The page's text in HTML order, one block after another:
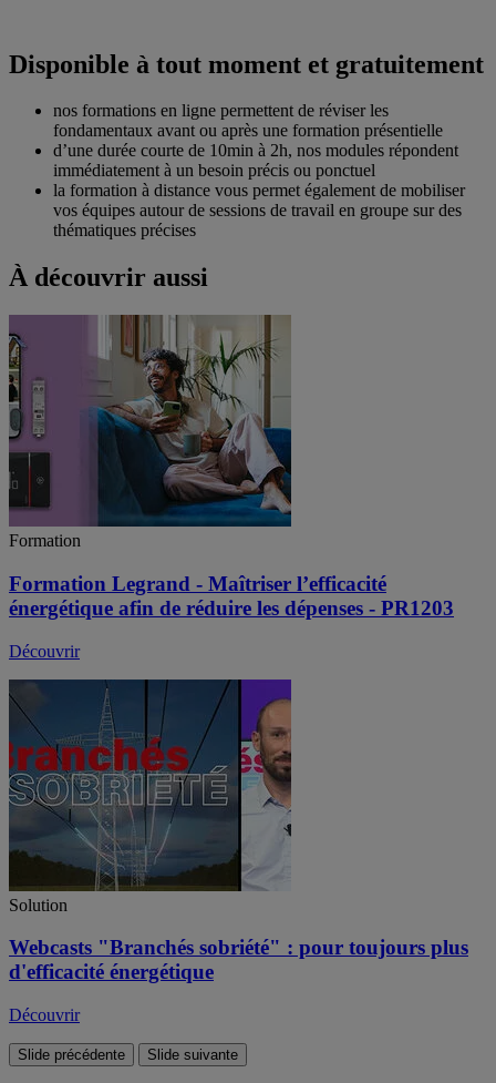
Disponible à tout moment et gratuitement
nos formations en ligne permettent de réviser les
fondamentaux avant ou après une formation présentielle
d’une durée courte de 10min à 2h, nos modules répondent
immédiatement à un besoin précis ou ponctuel
la formation à distance vous permet également de mobiliser
vos équipes autour de sessions de travail en groupe sur des
thématiques précises
À découvrir aussi
Formation
Formation Legrand - Maîtriser l’efficacité
énergétique afin de réduire les dépenses - PR1203
Découvrir
Solution
Webcasts "Branchés sobriété" : pour toujours plus
d'efficacité énergétique
Découvrir
Slide précédente Slide suivante